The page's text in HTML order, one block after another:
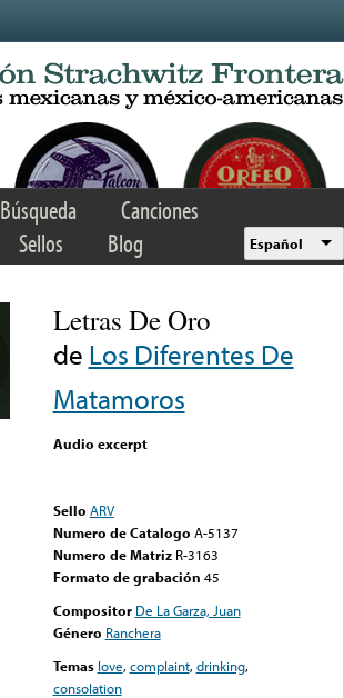
Búsqueda
Canciones
Sellos Blog Español
Letras De Oro
de Los Diferentes De
Matamoros
Audio excerpt
Sello ARV
Numero de Catalogo A-5137
Numero de Matriz R-3163
Formato de grabación 45
Compositor De La Garza, Juan
Género Ranchera
Temas love,complaint,drinking,
consolation